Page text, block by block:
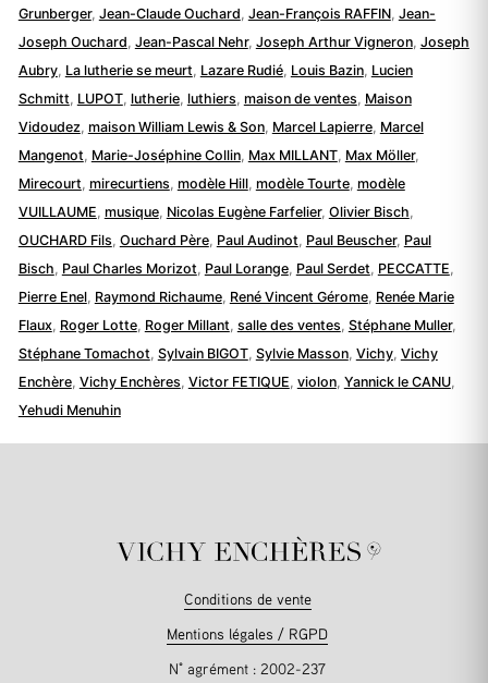
Grunberger, Jean-Claude Ouchard, Jean-François RAFFIN, Jean-
Joseph Ouchard, Jean-Pascal Nehr, Joseph Arthur Vigneron, Joseph
Aubry, La lutherie se meurt, Lazare Rudié, Louis Bazin, Lucien
Schmitt, LUPOT, lutherie, luthiers, maison de ventes, Maison
Vidoudez, maison William Lewis & Son, Marcel Lapierre, Marcel
Mangenot, Marie-Joséphine Collin, Max MILLANT, Max Möller,
Mirecourt, mirecurtiens, modèle Hill, modèle Tourte, modèle
VUILLAUME, musique, Nicolas Eugène Farfelier, Olivier Bisch,
OUCHARD Fils, Ouchard Père, Paul Audinot, Paul Beuscher, Paul
Bisch, Paul Charles Morizot, Paul Lorange, Paul Serdet, PECCATTE,
Pierre Enel, Raymond Richaume, René Vincent Gérome, Renée Marie
Flaux, Roger Lotte, Roger Millant, salle des ventes, Stéphane Muller,
Stéphane Tomachot, Sylvain BIGOT, Sylvie Masson, Vichy, Vichy
Enchère, Vichy Enchères, Victor FETIQUE, violon, Yannick le CANU,
Yehudi Menuhin
Conditions de vente
Mentions légales / RGPD
N° agrément : 2002-237